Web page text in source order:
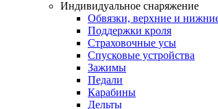
Индивидуальное снаряжение
Обвязки, верхние и
Поддержки кроля
Страховочные усы
Спусковые устройства
Зажимы
Педали
Карабины
Дельты